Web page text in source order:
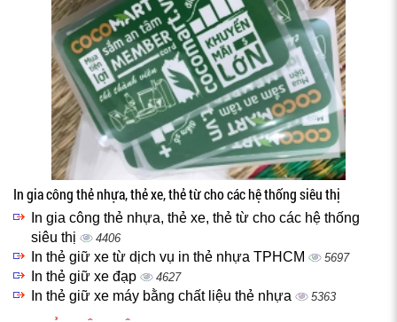
In gia công thẻ nhựa, thẻ xe, thẻ từ cho các hệ thống siêu thị
In gia công thẻ nhựa, thẻ xe, thẻ từ cho các hệ thống
siêu thị
4406
In thẻ giữ xe từ dịch vụ in thẻ nhựa TPHCM 5697
In thẻ giữ xe đạp 4627
In thẻ giữ xe máy bằng chất liệu thẻ nhựa 5363